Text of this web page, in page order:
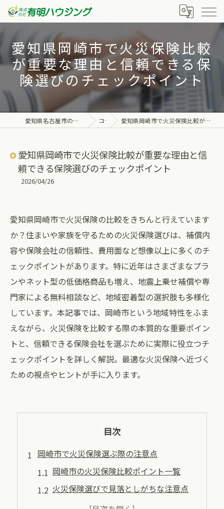
愛知県岡崎市で火災保険比較
が重要な理由と信頼できる保
険選びのチェックポイント
愛知県名古屋市の不動産なら株式会社有明ハウジング コラム 愛知県岡崎市で火災保険比較が重要な理由と信頼できる保険選びのチェックポイント
愛知県岡崎市で火災保険比較が重要な理由と信
頼できる保険選びのチェックポイント
2026/04/26
愛知県岡崎市で火災保険の比較をきちんと行えています
か？住まいや家族を守るための火災保険選びは、補償内
容や保険会社の信頼性、費用面など想像以上に多くのチ
ェックポイントがあります。特に近年はさまざまなプラ
ンやネット型の低価格商品も増え、地震上乗せ補償や専
門家による無料相談など、地域密着型の選択肢も多様化
しています。本記事では、岡崎市という地域特性をふま
えながら、火災保険を比較する際の本質的な重要ポイン
トと、信頼できる保険会社を選ぶために実際に役立つチ
ェックポイントを詳しく解説。最適な火災保険へ近づく
ための視点やヒントが手に入ります。
目次
岡崎市で火災保険選ぶ際の注意点
岡崎市の火災保険比較ポイント一覧
火災保険選びで見落としがちな注意点
補償内容と地域特性を踏まえた選択法